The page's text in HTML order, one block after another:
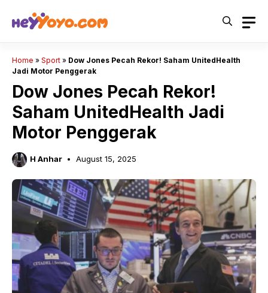
Home » Sport » Dow Jones Pecah Rekor! Saham UnitedHealth
Jadi Motor Penggerak
Dow Jones Pecah Rekor!
Saham UnitedHealth Jadi
Motor Penggerak
H Anhar August 15, 2025